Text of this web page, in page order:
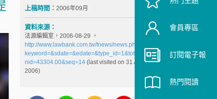
上稿時間： 2006年09月
資料來源：
法源編輯室，2006-08-29 ，
http://www.lawbank.com.tw/fnews/news.php?
keyword=&sdate=&edate=&type_id=1&total=11982&
nid=43304.00&seq=14 (last visited on 31 August
2006)
會員專區
訂閱電子報
熱門閱讀